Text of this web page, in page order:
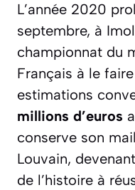
L’année 2020
septembre, à
championnat du
Français à le
estimations
millions d’euros
conserve son
Louvain,
de l’histoire à